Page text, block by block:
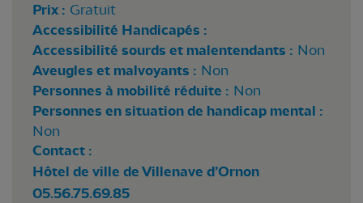
Prix : Gratuit
Accessibilité Handicapés :
Accessibilité sourds et malentendants : Non
Aveugles et malvoyants : Non
Personnes à mobilité réduite : Non
Personnes en situation de handicap mental :
Non
Contact :
Hôtel de ville de Villenave d’Ornon
05.56.75.69.85